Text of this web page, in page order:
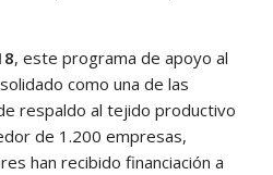
, este programa de apoyo al
como una de las
respaldo al tejido productivo
de 1.200 empresas,
han recibido financiación a